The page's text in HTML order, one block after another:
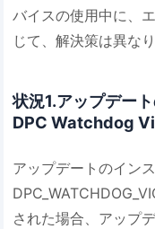
バイスの使用中に、
じて、解決策は異なり
状況1.アップデー
DPC Watchdog
アップデートのイン
された場合、アップ